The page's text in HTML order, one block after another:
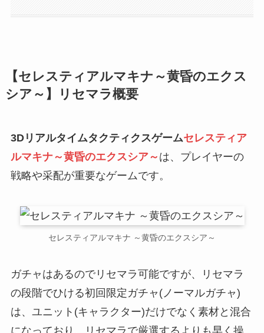
【セレスティアルマキナ～黄昏のエクス
シア～】リセマラ概要
3Dリアルタイムタクティクスゲームセレスティア
ルマキナ～黄昏のエクスシア～ は、プレイヤーの
戦略や采配が重要なゲームです。
セレスティアルマキナ ～黄昏のエクスシア～
ガチャはあるのでリセマラ可能ですが、リセマラ
の段階でひける初回限定ガチャ(ノーマルガチャ)
は、ユニット(キャラクター)だけでなく素材と混合
になっており、リセマラで厳選するよりも早く操